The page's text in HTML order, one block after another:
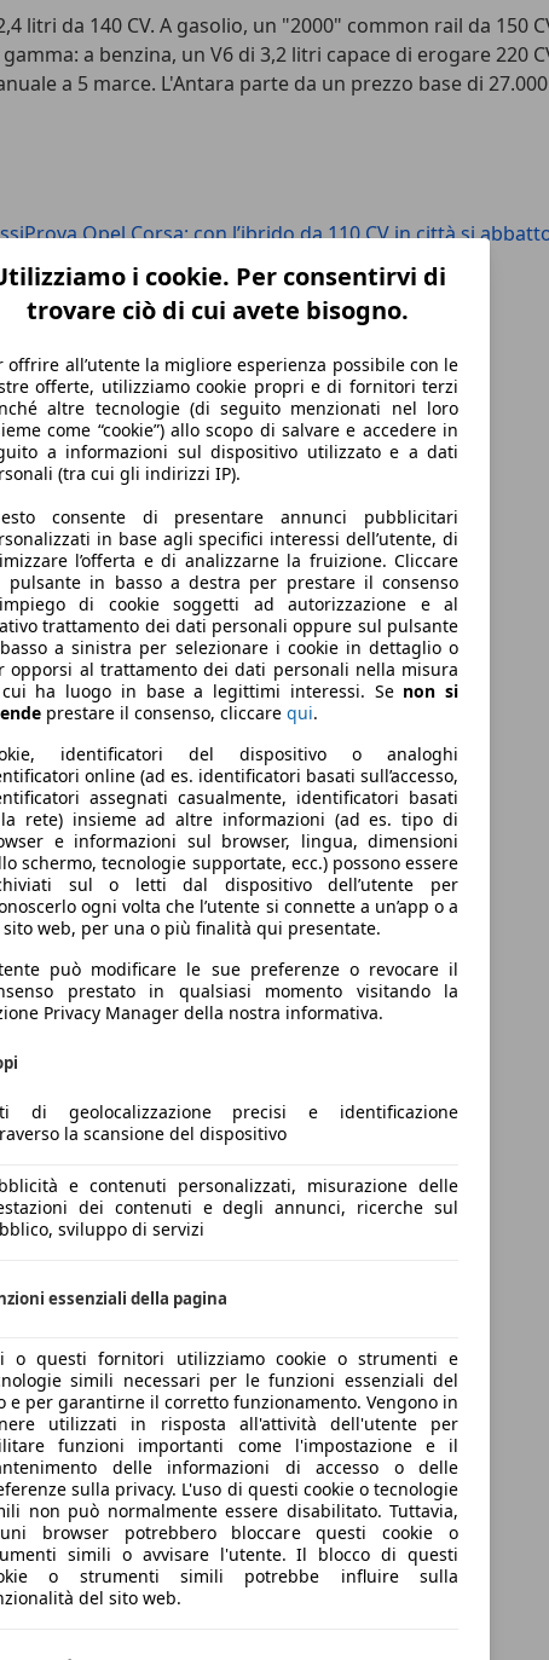
i cookie. Per consentirvi di
trovare ciò di cui avete bisogno.
offrire all’utente la migliore esperienza possibile con le
offerte, utilizziamo cookie propri e di fornitori terzi
altre tecnologie (di seguito menzionati nel loro
come “cookie”) allo scopo di salvare e accedere in
a informazioni sul dispositivo utilizzato e a dati
(tra cui gli indirizzi IP).
consente di presentare annunci pubblicitari
in base agli specifici interessi dell’utente, di
l’offerta e di analizzarne la fruizione. Cliccare
pulsante in basso a destra per prestare il consenso
di cookie soggetti ad autorizzazione e al
trattamento dei dati personali oppure sul pulsante
a sinistra per selezionare i cookie in dettaglio o
opporsi al trattamento dei dati personali nella misura
ha luogo in base a legittimi interessi. Se non si
prestare il consenso, cliccare qui.
identificatori del dispositivo o analoghi
online (ad es. identificatori basati sull’accesso,
assegnati casualmente, identificatori basati
rete) insieme ad altre informazioni (ad es. tipo di
e informazioni sul browser, lingua, dimensioni
schermo, tecnologie supportate, ecc.) possono essere
sul o letti dal dispositivo dell’utente per
ogni volta che l’utente si connette a un’app o a
sito web, per una o più finalità qui presentate.
può modificare le sue preferenze o revocare il
prestato in qualsiasi momento visitando la
Privacy Manager della nostra informativa.
di geolocalizzazione precisi e identificazione
la scansione del dispositivo
e contenuti personalizzati, misurazione delle
dei contenuti e degli annunci, ricerche sul
sviluppo di servizi
essenziali della pagina
o questi fornitori utilizziamo cookie o strumenti e
simili necessari per le funzioni essenziali del
e per garantirne il corretto funzionamento. Vengono in
utilizzati in risposta all'attività dell'utente per
funzioni importanti come l'impostazione e il
delle informazioni di accesso o delle
sulla privacy. L'uso di questi cookie o tecnologie
non può normalmente essere disabilitato. Tuttavia,
browser potrebbero bloccare questi cookie o
simili o avvisare l'utente. Il blocco di questi
o strumenti simili potrebbe influire sulla
del sito web.
litri da 140 CV. A gasolio, un "2000" common rail da 150
a benzina, un V6 di 3,2 litri capace di erogare 220
a 5 marce. L'Antara parte da un prezzo base di
Prova Opel Corsa: con l’ibrido da 110 CV in città si